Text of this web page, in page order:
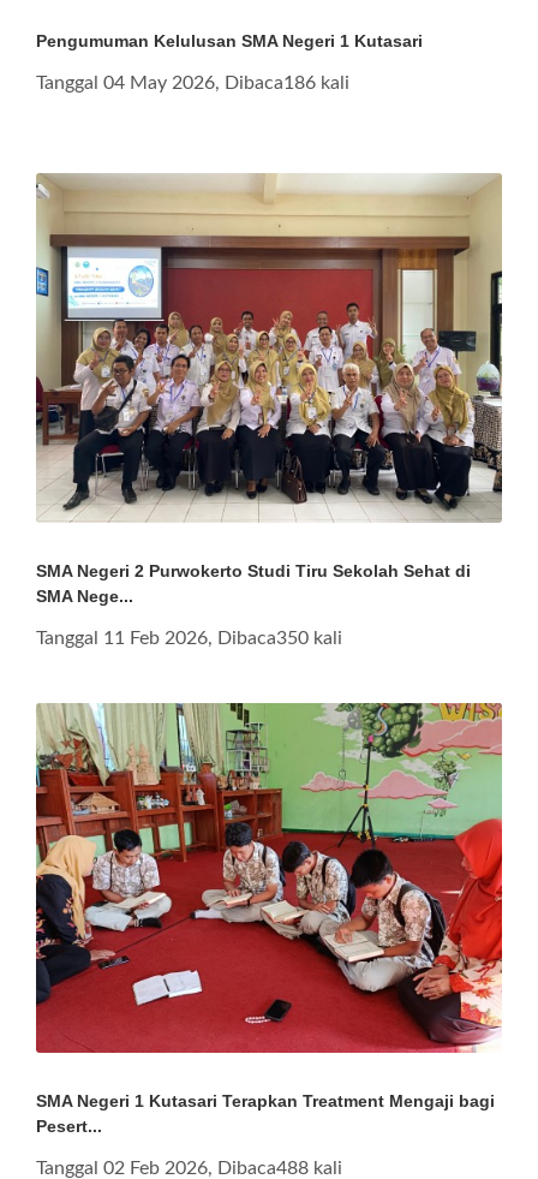
Pengumuman Kelulusan SMA Negeri 1 Kutasari
Tanggal 04 May 2026, Dibaca186 kali
SMA Negeri 2 Purwokerto Studi Tiru Sekolah Sehat di
SMA Nege...
Tanggal 11 Feb 2026, Dibaca350 kali
SMA Negeri 1 Kutasari Terapkan Treatment Mengaji bagi
Pesert...
Tanggal 02 Feb 2026, Dibaca488 kali